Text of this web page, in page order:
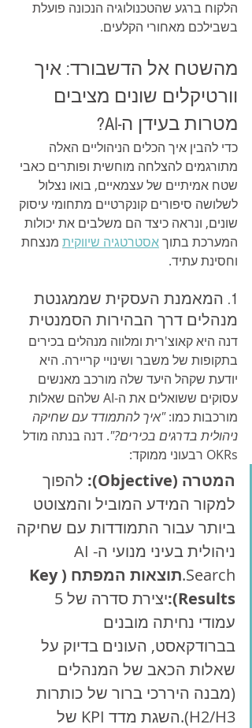
הלקוח ברגע שהטכנולוגיה הנכונה פועלת
בשבילכם מאחורי הקלעים.
מהשטח אל הדשבורד: איך
וורטיקלים שונים מציבים
מטרות בעידן ה-AI?
כדי להבין איך הכלים הניהוליים האלה
מתורגמים להצלחה מוחשית ופותרים כאבי
שטח אמיתיים של עצמאיים, בואו נצלול
לשלושה סיפורים קונקרטיים מתחומי עיסוק
שונים, ונראה כיצד הם משלבים את יכולות
המערכת בתוך אסטרטגיה שיווקית מנצחת
וחסינת עתיד.
1. המאמנת העסקית שממגנטת
מנהלים דרך הבהירות הסמנטית
דנה היא קאוצ'רית ומלווה מנהלים בכירים
בתקופות של משבר ושינויי קריירה. היא
יודעת שקהל היעד שלה מורכב מאנשים
עסוקים ששואלים את ה-AI שלהם שאלות
מורכבות כמו: "איך להתמודד עם שחיקה
ניהולית בדרגים בכירים?". דנה בנתה מודל
OKRs רבעוני ממוקד:
המטרה (Objective):
להפוך
למקור המידע המוביל והמצוטט
ביותר עבור התמודדות עם שחיקה
ניהולית בעיני מנועי ה-AI
Search.
תוצאות המפתח (Key
Results):
עמודי נחיתה מובנים
בברודקאסט, העונים בדיוק על
שאלות הכאב של המנהלים
(מבנה היררכי ברור של כותרות
H2/H3).השגת מדד KPI של